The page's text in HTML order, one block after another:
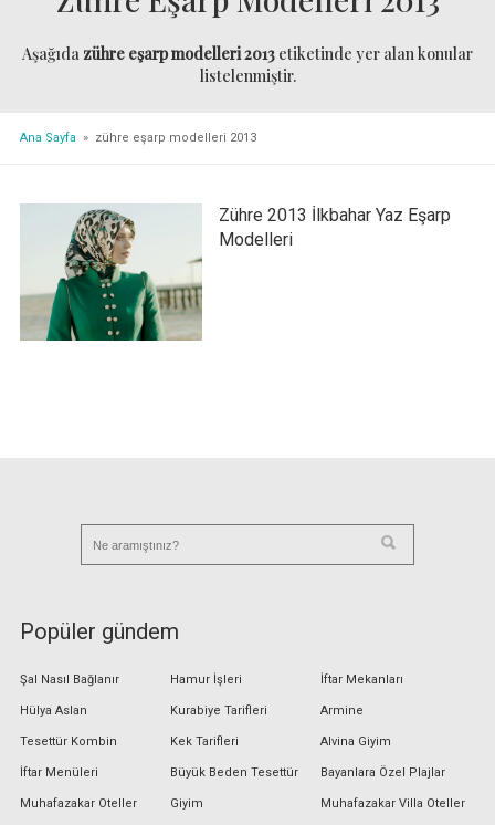
Aşağıdazühre eşarp modelleri 2013 etiketinde yer alan konular
listelenmiştir.
Ana Sayfa » zühre eşarp modelleri 2013
Zühre 2013 İlkbahar Yaz Eşarp
Modelleri
Popüler gündem
Şal Nasıl Bağlanır
Hülya Aslan
Tesettür Kombin
İftar Menüleri
Muhafazakar Oteller
Hamur İşleri
Kurabiye Tarifleri
Kek Tarifleri
Büyük Beden Tesettür
Giyim
İftar Mekanları
Armine
Alvina Giyim
Bayanlara Özel Plajlar
Muhafazakar Villa Oteller